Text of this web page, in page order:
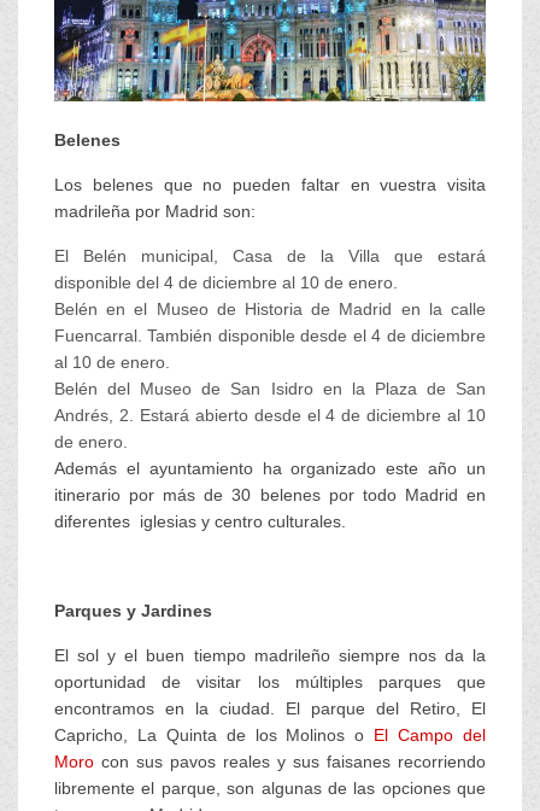
Belenes
Los belenes que no pueden faltar en vuestra visita
madrileña por Madrid son:
El Belén municipal, Casa de la Villa que estará
disponible del 4 de diciembre al 10 de enero.
Belén en el Museo de Historia de Madrid en la calle
Fuencarral. También disponible desde el 4 de diciembre
al 10 de enero.
Belén del Museo de San Isidro en la Plaza de San
Andrés, 2. Estará abierto desde el 4 de diciembre al 10
de enero.
Además el ayuntamiento ha organizado este año un
itinerario por más de 30 belenes por todo Madrid en
diferentes iglesias y centro culturales.
Parques y Jardines
El sol y el buen tiempo madrileño siempre nos da la
oportunidad de visitar los múltiples parques que
encontramos en la ciudad. El parque del Retiro, El
Capricho, La Quinta de los Molinos o El Campo del
Moro con sus pavos reales y sus faisanes recorriendo
libremente el parque, son algunas de las opciones que